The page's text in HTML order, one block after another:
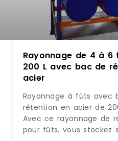
Rayonnage de 4 à 6
200 L avec bac de
acier
Rayonnage à fûts avec
rétention en acier de
Avec ce rayonnage de
pour fûts, vous stockez